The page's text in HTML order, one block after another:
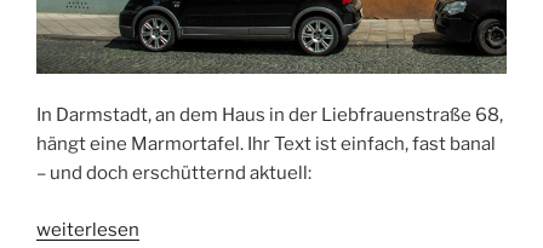
In Darmstadt, an dem Haus in der Liebfrauenstraße 68,
hängt eine Marmortafel. Ihr Text ist einfach, fast banal
– und doch erschütternd aktuell:
„Wem
weiterlesen